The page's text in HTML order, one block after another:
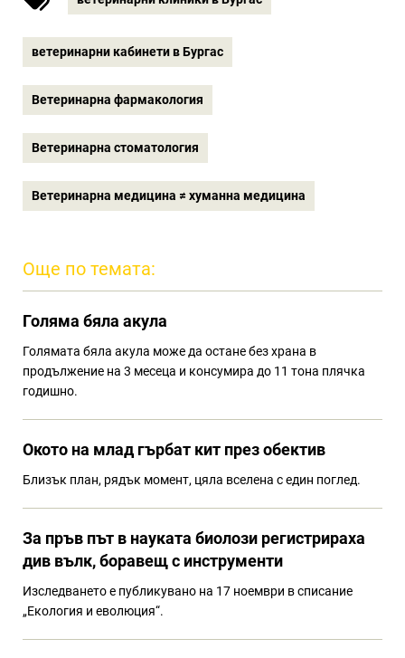
ветеринарни кабинети в Бургас
Ветеринарна фармакология
Ветеринарна стоматология
Ветеринарна медицина ≠ хуманна медицина
Още по темата:
Голяма бяла акула
Голямата бяла акула може да остане без храна в
продължение на 3 месеца и консумира до 11 тона плячка
годишно.
Окото на млад гърбат кит през обектив
Близък план, рядък момент, цяла вселена с един поглед.
За пръв път в науката биолози регистрираха
див вълк, боравещ с инструменти
Изследването е публикувано на 17 ноември в списание
„Екология и еволюция“.